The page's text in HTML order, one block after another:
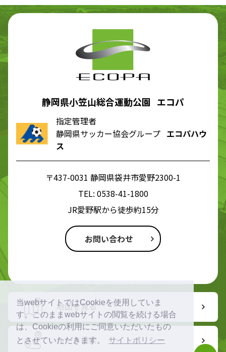
当webサイトではCookieを使用していま
す。このままwebサイトの閲覧を続ける場合
は、Cookieの利用にご同意いただいたもの
とさせていただきます。
サイトポリシー
静岡県小笠山総合運動公園 エコパ
指定管理者
静岡県サッカー協会グループ エコパハウ
ス
〒437-0031 静岡県袋井市愛野2300-1
TEL: 0538-41-1800
JR愛野駅から徒歩約15分
お問い合わせ
地図を見る
ルート検索